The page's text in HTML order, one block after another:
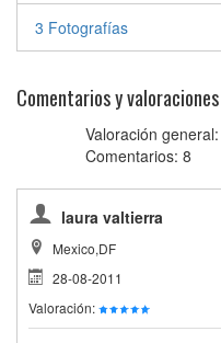
3 Fotografías
Comentarios y valoraciones
Valoración general:
Comentarios: 8
laura valtierra
Mexico,DF
28-08-2011
Valoración: